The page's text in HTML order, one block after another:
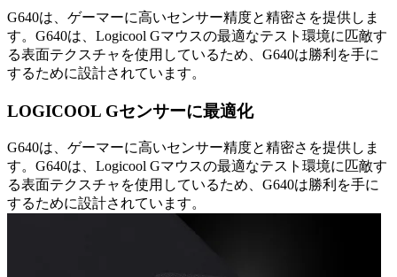
G640は、ゲーマーに高いセンサー精度と精密さを提供しま
す。G640は、Logicool Gマウスの最適なテスト環境に匹敵す
る表面テクスチャを使用しているため、G640は勝利を手に
するために設計されています。
LOGICOOL Gセンサーに最適化
G640は、ゲーマーに高いセンサー精度と精密さを提供しま
す。G640は、Logicool Gマウスの最適なテスト環境に匹敵す
る表面テクスチャを使用しているため、G640は勝利を手に
するために設計されています。